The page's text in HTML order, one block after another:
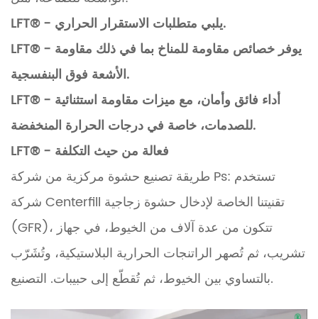
LFT® - يلبي متطلبات الاستقرار الحراري.
LFT® - يوفر خصائص مقاومة للمناخ بما في ذلك مقاومة
الأشعة فوق البنفسجية.
LFT® - أداء فائق وأمان، مع ميزات مقاومة استثنائية
للصدمات، خاصة في درجات الحرارة المنخفضة.
LFT® - فعالة من حيث التكلفة
طريقة تصنيع حشوة مركزية من شركة Ps: تستخدم
شركة Centerfill تقنيتنا الخاصة لإدخال حشوة زجاجية
(GFR)، تتكون من عدة آلاف من الخيوط، في جهاز
تشريب، ثم تُصهر الراتنجات الحرارية البلاستيكية، وتُشَرّب
بالتساوي بين الخيوط، ثم تُقطّع إلى حبيبات. التصنيع.